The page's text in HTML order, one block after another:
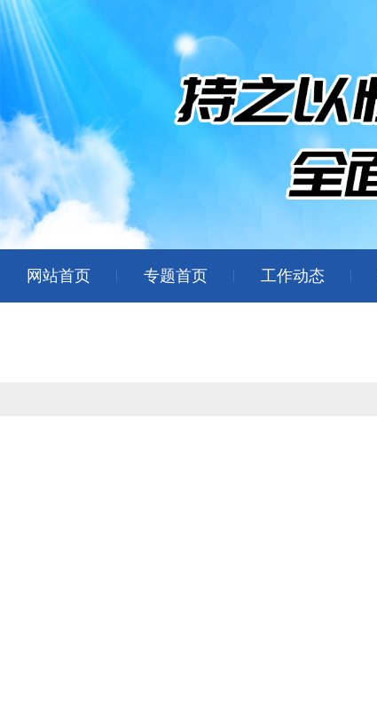
网站首页 专题首页 工作动态